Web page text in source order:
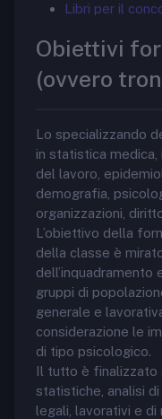
Libri per il
Obiettivi
(ovvero
Lo specializzando
in statistica medica,
del lavoro,
demografia,
organizzazioni,
L’obiettivo della
della classe è
dell’inquadramento
gruppi di
generale e
considerazione le
di tipo psicologico.
Il tutto è finalizzato
statistiche, analisi
legali, lavorativi e di